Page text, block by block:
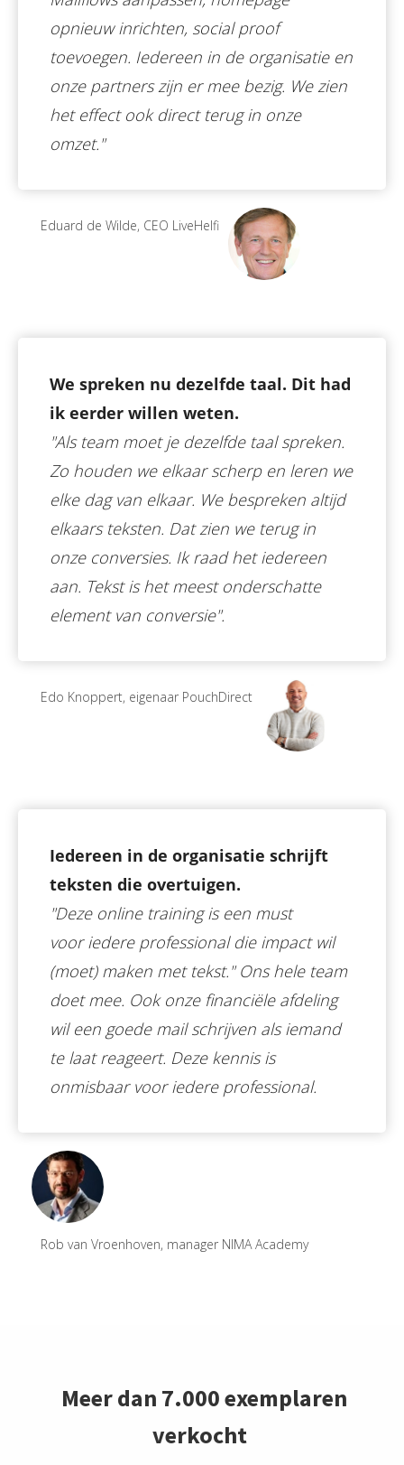
opnieuw inrichten, social proof
toevoegen. Iedereen in de organisatie en
onze partners zijn er mee bezig. We zien
het effect ook direct terug in onze
omzet."
Eduard de Wilde, CEO LiveHelfi
We spreken nu dezelfde taal. Dit had
ik eerder willen weten.
"Als team moet je dezelfde taal spreken.
Zo houden we elkaar scherp en leren we
elke dag van elkaar. We bespreken altijd
elkaars teksten. Dat zien we terug in
onze conversies. Ik raad het iedereen
aan. Tekst is het meest onderschatte
element van conversie".
Edo Knoppert, eigenaar PouchDirect
Iedereen in de organisatie schrijft
teksten die overtuigen.
"Deze online training is een must
voor iedere professional die impact wil
(moet) maken met tekst." Ons hele team
doet mee. Ook onze financiële afdeling
wil een goede mail schrijven als iemand
te laat reageert. Deze kennis is
onmisbaar voor iedere professional.
Rob van Vroenhoven, manager NIMA Academy
Meer dan 7.000exemplaren
verkocht